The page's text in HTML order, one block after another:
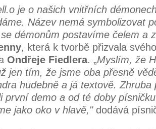
je o našich vnitřních
Název nemá symbolizovat
démonům postavíme čelem a
, která k tvorbě přizvala
Ondřeje Fiedlera. „Myslím, že
jen tím, že jsme oba přesně
hudebně a já textově. Zhruba
první demo a od té doby
jako oko v hlavě,"dodává